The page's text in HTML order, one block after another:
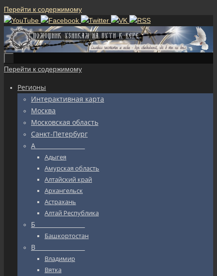
Перейти к содержимому
Перейти к содержимому
Регионы
Интерактивная карта
Москва
Московская область
Санкт-Петербург
А_________________
Адыгея
Амурская область
Алтайский край
Архангельск
Астрахань
Алтай Республика
Б_________________
Башкортостан
В_________________
Владимир
Вятка